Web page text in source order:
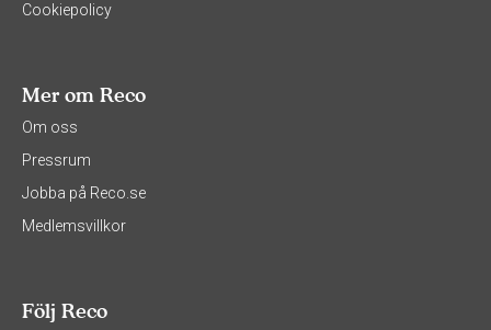
Cookiepolicy
Mer om Reco
Om oss
Pressrum
Jobba på Reco.se
Medlemsvillkor
Följ Reco